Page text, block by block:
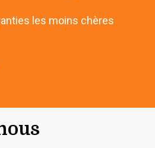
les moins chères